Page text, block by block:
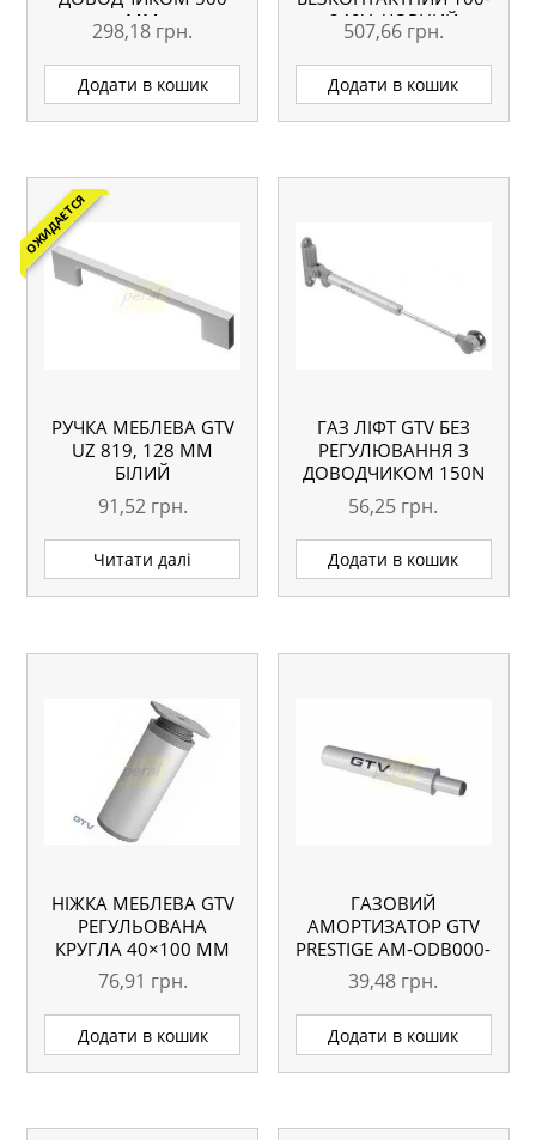
ММ
298,18 грн.
Додати в кошик
240V, ЧОРНИЙ
507,66 грн.
Додати в кошик
ОЖИДАЕТСЯ
РУЧКА МЕБЛЕВА GTV
UZ 819, 128 ММ
БІЛИЙ
91,52 грн.
Читати далі
ГАЗ ЛІФТ GTV БЕЗ
РЕГУЛЮВАННЯ З
ДОВОДЧИКОМ 150N
56,25 грн.
Додати в кошик
НІЖКА МЕБЛЕВА GTV
РЕГУЛЬОВАНА
КРУГЛА 40×100 ММ
76,91 грн.
Додати в кошик
ГАЗОВИЙ
АМОРТИЗАТОР GTV
PRESTIGE AM-ODB000-
60
39,48 грн.
Додати в кошик